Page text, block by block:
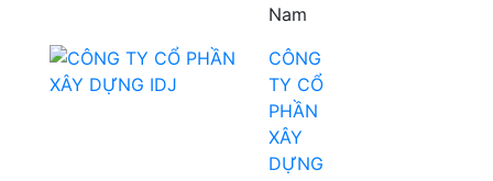
Nam
CÔNG
TY CỔ
PHẦN
XÂY
DỰNG